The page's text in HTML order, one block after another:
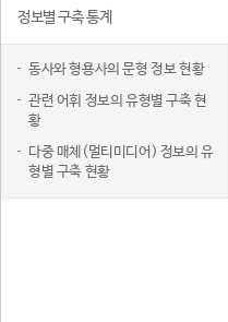
정보별 구축 통계
동사와 형용사의 문형 정보 현황
관련 어휘 정보의 유형별 구축 현
황
다중 매체(멀티미디어) 정보의 유
형별 구축 현황